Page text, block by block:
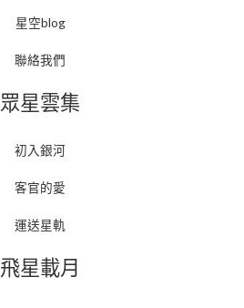
星空blog
聯絡我們
眾星雲集
初入銀河
客官的愛
運送星軌
飛星載月